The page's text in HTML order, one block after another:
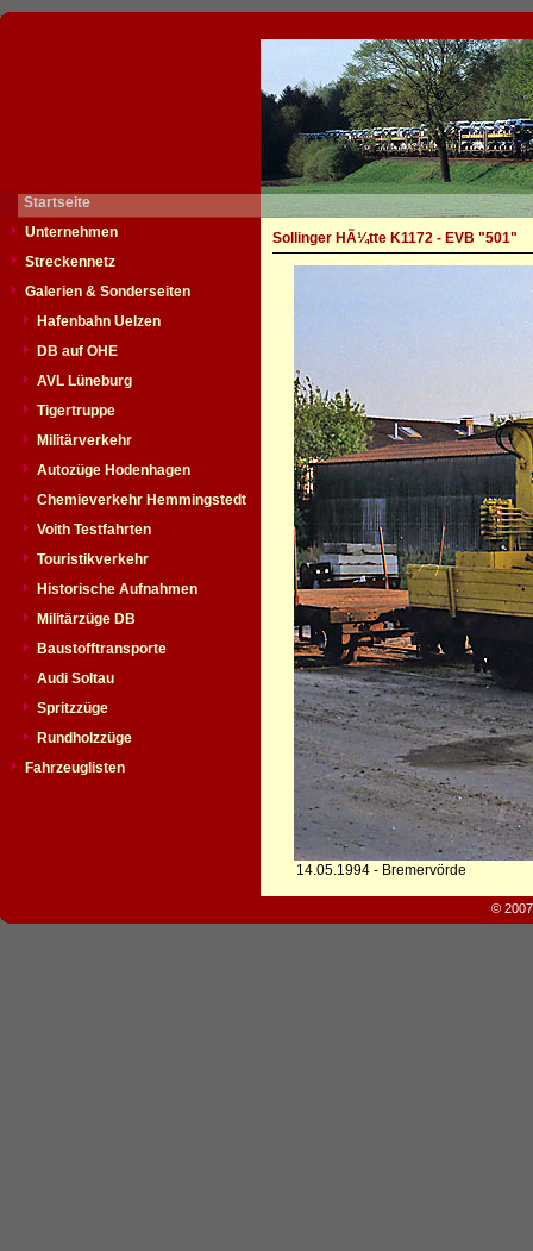
Startseite
Unternehmen
Streckennetz
Galerien & Sonderseiten
Hafenbahn Uelzen
DB auf OHE
AVL Lüneburg
Tigertruppe
Militärverkehr
Autozüge Hodenhagen
Chemieverkehr Hemmingstedt
Voith Testfahrten
Touristikverkehr
Historische Aufnahmen
Militärzüge DB
Baustofftransporte
Audi Soltau
Spritzzüge
Rundholzzüge
Fahrzeuglisten
Sollinger HÃ¼tte K1172 - EVB "501"
14.05.1994 - Bremervörde
©